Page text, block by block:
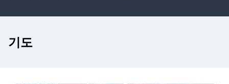
기도